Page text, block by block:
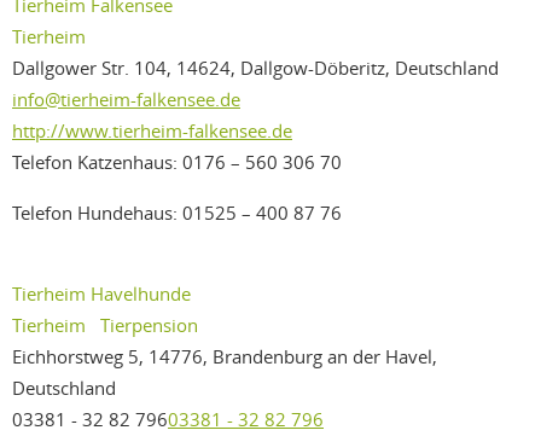
Tierheim Falkensee
Tierheim
Dallgower Str. 104, 14624, Dallgow-Döberitz, Deutschland
info@tierheim-falkensee.de
http://www.tierheim-falkensee.de
Telefon Katzenhaus: 0176 – 560 306 70
Telefon Hundehaus: 01525 – 400 87 76
Tierheim Havelhunde
Tierheim
Tierpension
Eichhorstweg 5, 14776, Brandenburg an der Havel,
Deutschland
03381 - 32 82 79603381 - 32 82 796